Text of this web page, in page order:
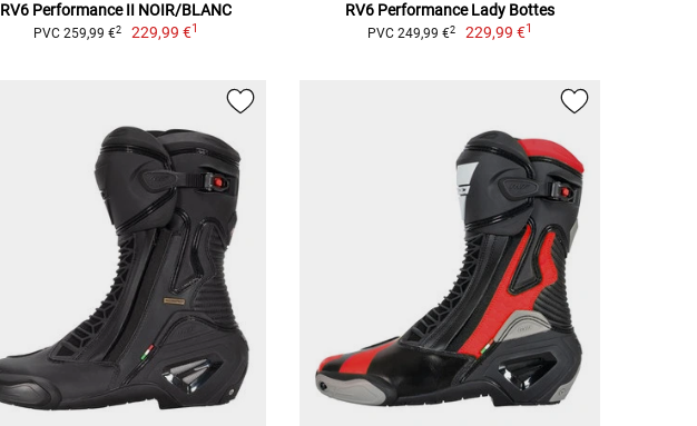
RV6 Performance II NOIR/BLANC
PVC 259,99 €2 229,99 €1
RV6 Performance Lady Bottes
PVC 249,99 €2 229,99 €1